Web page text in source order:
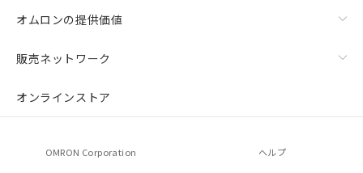
オムロンの提供価値
販売ネットワーク
オンラインストア
OMRON Corporation ヘルプ